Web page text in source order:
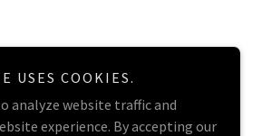
USES COOKIES.
analyze website traffic and
experience. By accepting our